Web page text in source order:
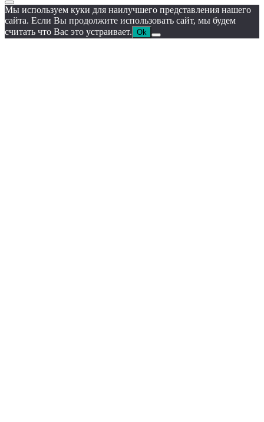
Мы используем куки для наилучшего представления нашего
сайта. Если Вы продолжите использовать сайт, мы будем
считать что Вас это устраивает. Ok